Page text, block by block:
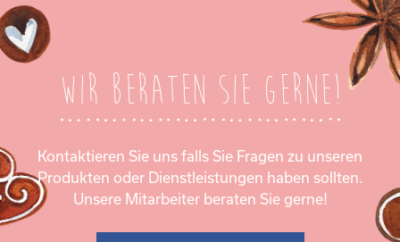
Wir beraten Sie gerne!
Kontaktieren Sie uns falls Sie Fragen zu unseren
Produkten oder Dienstleistungen haben sollten.
Unsere Mitarbeiter beraten Sie gerne!